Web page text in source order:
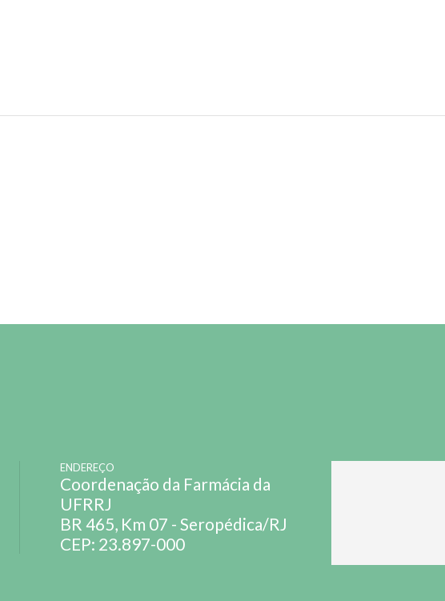
ENDEREÇO
Coordenação da Farmácia da
UFRRJ
BR 465, Km 07 - Seropédica/RJ
CEP: 23.897-000